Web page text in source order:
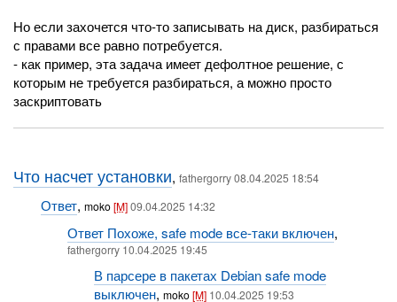
Но если захочется что-то записывать на диск, разбираться
с правами все равно потребуется.
- как пример, эта задача имеет дефолтное решение, с
которым не требуется разбираться, а можно просто
заскриптовать
Что насчет установки,fathergorry 08.04.2025 18:54
Ответ, moko[M] 09.04.2025 14:32
Ответ Похоже, safe mode все-таки включен,
fathergorry 10.04.2025 19:45
В парсере в пакетах Debian safe mode
выключен,moko[M] 10.04.2025 19:53